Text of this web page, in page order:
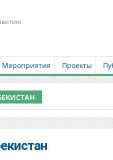
Мероприятия Проекты